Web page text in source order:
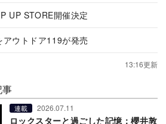
UP STORE開催決定
アウトドア119が発売
13:16更新
事
連載 2026.07.11
ロックスターと過ごした記憶：櫻井敦